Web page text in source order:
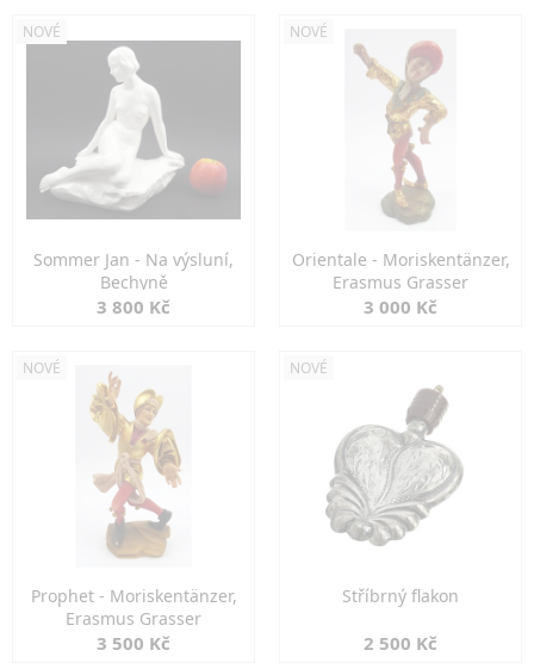
NOVÉ
Sommer Jan - Na výsluní,
Bechyně
3 800 Kč
NOVÉ
Orientale - Moriskentänzer,
Erasmus Grasser
3 000 Kč
NOVÉ
Prophet - Moriskentänzer,
Erasmus Grasser
3 500 Kč
NOVÉ
Stříbrný flakon
2 500 Kč